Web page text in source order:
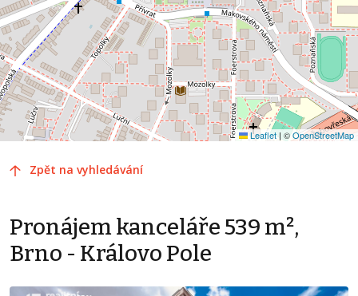
Leaflet | ©OpenStreetMap
Zpět na vyhledávání
Pronájem kanceláře 539 m²,
Brno - Královo Pole